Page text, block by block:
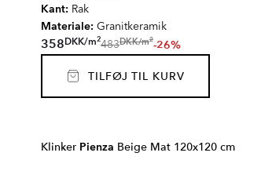
Kant: Rak
Materiale: Granitkeramik
358DKK/m2483DKK/m2-26%
TILFØJ TIL KURV
Klinker Pienza Beige Mat 120x120 cm